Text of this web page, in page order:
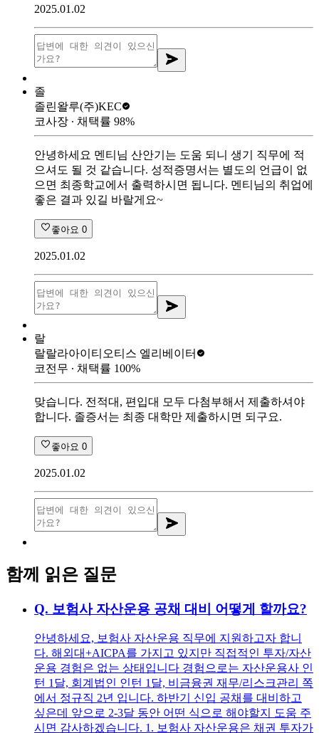
2025.01.02
졸
졸린왈루(주)KEC
코사장 ∙ 채택률 98%
안녕하세요 멘티님 산안기는 도움 되니 생기 직무에 적
으셔도 될 것 같습니다. 성적증명서는 별도의 언급이 없
으면 최종학교에서 출력하시면 됩니다. 멘티님의 취업에
좋은 결과 있길 바랄게요~
좋아요 0
2025.01.02
랄
랄랄라아이티 오티스 엘리베이터
코전무 ∙ 채택률 100%
맞습니다. 전적대, 편입대 모두 다첨부해서 제출하셔야
합니다. 졸증서는 최종 대학만 제출하시면 되구요.
좋아요 0
2025.01.02
함께 읽은 질문
Q. 보험사 자산운용 공채 대비 어떻게 할까요?
안녕하세요, 보험사 자산운용 직무에 지원하고자 합니
다. 해외대+AICPA를 가지고 있지만 직접적인 투자/자산
운용 경험은 없는 상태입니다 경험으로는 자산운용사 인
턴 1달, 회계법인 인턴 1달, 비금융권 재무/리스크관리 쪽
에서 정규직 2년 입니다. 하반기 신입 공채를 대비하고
싶은데 앞으로 2-3달 동안 어떤 식으로 해야할지 도움 주
시면 감사하겠습니다. 1. 보험사 자산운용은 채권 투자가